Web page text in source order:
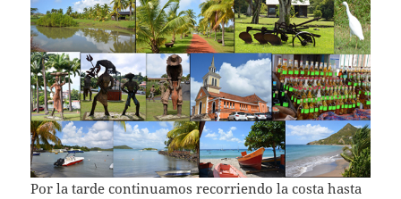
Por la tarde continuamos recorriendo la costa hasta